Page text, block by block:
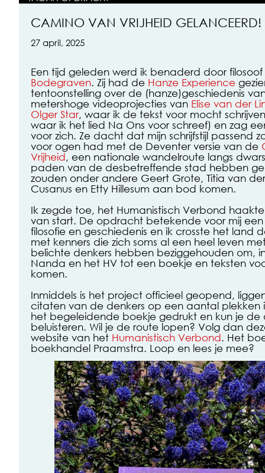
CAMINO VAN VRIJHEID GELANCEERD!
27 april, 2025
Een tijd geleden werd ik benaderd door filosoof
Bodegraven. Zij had de Hanze Experience
tentoonstelling over de (hanze)geschiedenis
metershoge videoprojecties van Elise van der
Olger Star, waar ik de tekst voor mocht
waar ik het lied Na Ons voor schreef) en zag
voor zich. Ze dacht dat mijn schrijfstijl passend
voor ogen had met de Deventer versie van de
Vrijheid, een nationale wandelroute langs
paden van de desbetreffende stad hebben
zouden onder andere Geert Grote, Titia van
Cusanus en Etty Hillesum aan bod komen.
Ik zegde toe, het Humanistisch Verbond
van start. De opdracht betekende voor mij een
filosofie en geschiedenis en ik crosste het land
met kenners die zich soms al een heel leven
belichte denkers hebben beziggehouden om,
Nanda en het HV tot een boekje en teksten
komen.
Inmiddels is het project officieel geopend,
citaten van de denkers op een aantal plekken
het begeleidende boekje gedrukt en kun je de
beluisteren. Wil je de route lopen? Volg dan
website van het Humanistisch Verbond. Het
boekhandel Praamstra. Loop en lees je mee?